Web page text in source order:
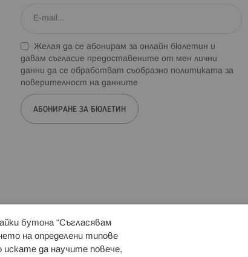
Желая да се абонирам за онлайн бюлетин и
давам съгласие предоставените от мен лични
данни да се обработват съобразно политиката за
поверителност на данните
АБОНИРАНЕ ЗА БЮЛЕТИН
бутона “Съгласявам
на определени типове
искате да научите повече,